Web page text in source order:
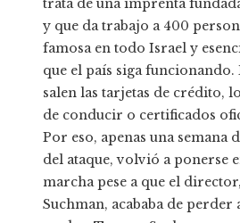
trata de una imprenta
y que da trabajo a 400
famosa en todo Israel y
que el país siga funcionando.
salen las tarjetas de crédito,
de conducir o certificados
Por eso, apenas una semana
del ataque, volvió a ponerse
marcha pese a que el
Suchman, acababa de perder